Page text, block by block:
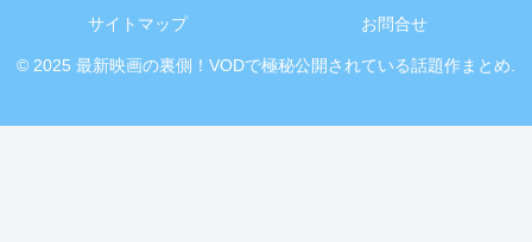
サイトマップ
お問合せ
© 2025 最新映画の裏側！VODで極秘公開されている話題作まとめ.